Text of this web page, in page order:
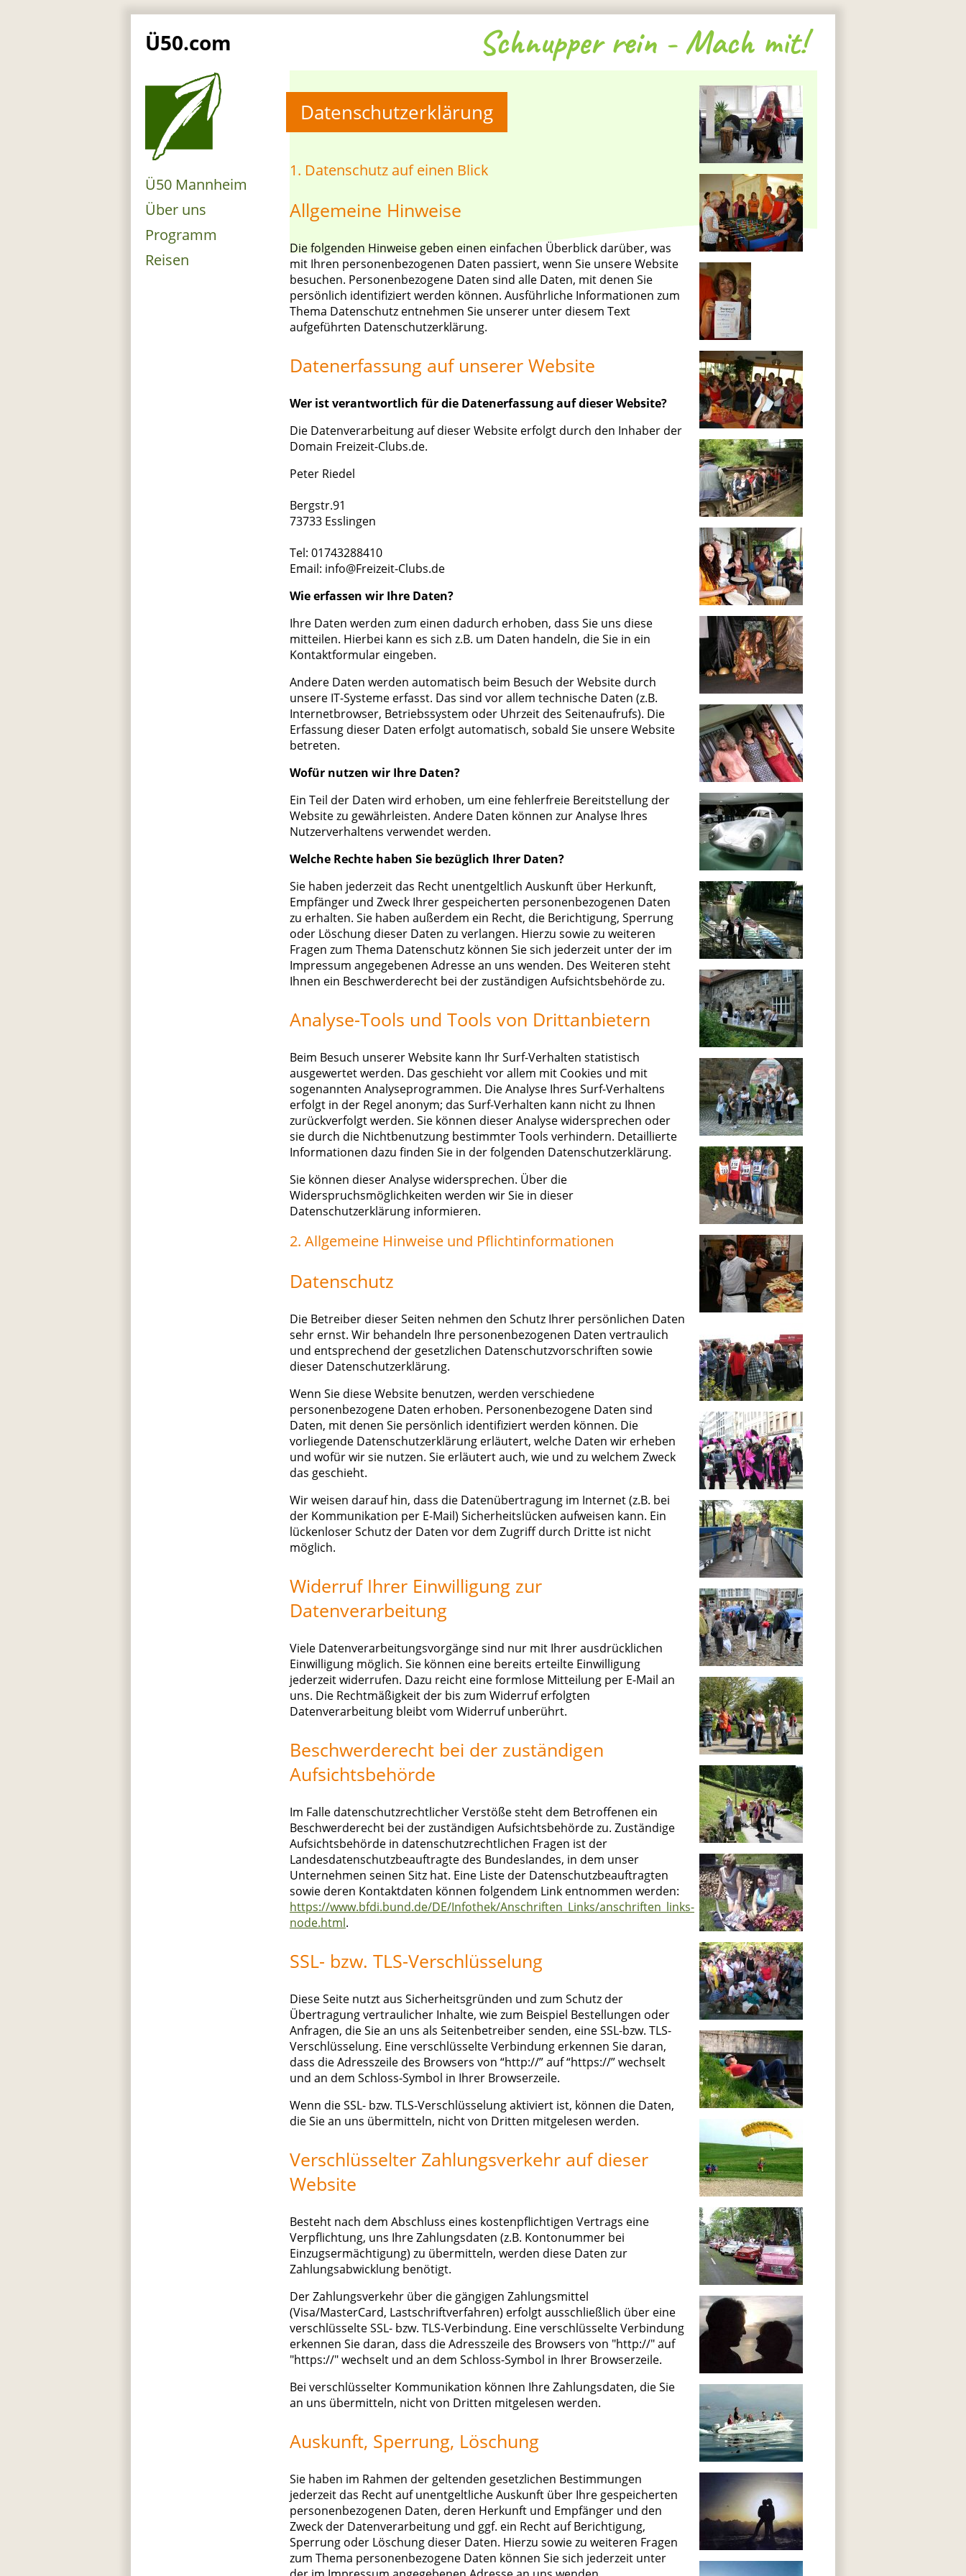
Ü50.com Schnupper rein - Mach mit!
Ü50 Mannheim
Über uns
Programm
Reisen
Datenschutzerklärung
1. Datenschutz auf einen Blick
Allgemeine Hinweise
Die folgenden Hinweise geben einen einfachen Überblick darüber, was
mit Ihren personenbezogenen Daten passiert, wenn Sie unsere Website
besuchen. Personenbezogene Daten sind alle Daten, mit denen Sie
persönlich identifiziert werden können. Ausführliche Informationen zum
Thema Datenschutz entnehmen Sie unserer unter diesem Text
aufgeführten Datenschutzerklärung.
Datenerfassung auf unserer Website
Wer ist verantwortlich für die Datenerfassung auf dieser Website?
Die Datenverarbeitung auf dieser Website erfolgt durch den Inhaber der
Domain Freizeit-Clubs.de.
Peter Riedel
Bergstr.91
73733 Esslingen
Tel: 01743288410
Email: info@Freizeit-Clubs.de
Wie erfassen wir Ihre Daten?
Ihre Daten werden zum einen dadurch erhoben, dass Sie uns diese
mitteilen. Hierbei kann es sich z.B. um Daten handeln, die Sie in ein
Kontaktformular eingeben.
Andere Daten werden automatisch beim Besuch der Website durch
unsere IT-Systeme erfasst. Das sind vor allem technische Daten (z.B.
Internetbrowser, Betriebssystem oder Uhrzeit des Seitenaufrufs). Die
Erfassung dieser Daten erfolgt automatisch, sobald Sie unsere Website
betreten.
Wofür nutzen wir Ihre Daten?
Ein Teil der Daten wird erhoben, um eine fehlerfreie Bereitstellung der
Website zu gewährleisten. Andere Daten können zur Analyse Ihres
Nutzerverhaltens verwendet werden.
Welche Rechte haben Sie bezüglich Ihrer Daten?
Sie haben jederzeit das Recht unentgeltlich Auskunft über Herkunft,
Empfänger und Zweck Ihrer gespeicherten personenbezogenen Daten
zu erhalten. Sie haben außerdem ein Recht, die Berichtigung, Sperrung
oder Löschung dieser Daten zu verlangen. Hierzu sowie zu weiteren
Fragen zum Thema Datenschutz können Sie sich jederzeit unter der im
Impressum angegebenen Adresse an uns wenden. Des Weiteren steht
Ihnen ein Beschwerderecht bei der zuständigen Aufsichtsbehörde zu.
Analyse-Tools und Tools von Drittanbietern
Beim Besuch unserer Website kann Ihr Surf-Verhalten statistisch
ausgewertet werden. Das geschieht vor allem mit Cookies und mit
sogenannten Analyseprogrammen. Die Analyse Ihres Surf-Verhaltens
erfolgt in der Regel anonym; das Surf-Verhalten kann nicht zu Ihnen
zurückverfolgt werden. Sie können dieser Analyse widersprechen oder
sie durch die Nichtbenutzung bestimmter Tools verhindern. Detaillierte
Informationen dazu finden Sie in der folgenden Datenschutzerklärung.
Sie können dieser Analyse widersprechen. Über die
Widerspruchsmöglichkeiten werden wir Sie in dieser
Datenschutzerklärung informieren.
2. Allgemeine Hinweise und Pflichtinformationen
Datenschutz
Die Betreiber dieser Seiten nehmen den Schutz Ihrer persönlichen Daten
sehr ernst. Wir behandeln Ihre personenbezogenen Daten vertraulich
und entsprechend der gesetzlichen Datenschutzvorschriften sowie
dieser Datenschutzerklärung.
Wenn Sie diese Website benutzen, werden verschiedene
personenbezogene Daten erhoben. Personenbezogene Daten sind
Daten, mit denen Sie persönlich identifiziert werden können. Die
vorliegende Datenschutzerklärung erläutert, welche Daten wir erheben
und wofür wir sie nutzen. Sie erläutert auch, wie und zu welchem Zweck
das geschieht.
Wir weisen darauf hin, dass die Datenübertragung im Internet (z.B. bei
der Kommunikation per E-Mail) Sicherheitslücken aufweisen kann. Ein
lückenloser Schutz der Daten vor dem Zugriff durch Dritte ist nicht
möglich.
Widerruf Ihrer Einwilligung zur
Datenverarbeitung
Viele Datenverarbeitungsvorgänge sind nur mit Ihrer ausdrücklichen
Einwilligung möglich. Sie können eine bereits erteilte Einwilligung
jederzeit widerrufen. Dazu reicht eine formlose Mitteilung per E-Mail an
uns. Die Rechtmäßigkeit der bis zum Widerruf erfolgten
Datenverarbeitung bleibt vom Widerruf unberührt.
Beschwerderecht bei der zuständigen
Aufsichtsbehörde
Im Falle datenschutzrechtlicher Verstöße steht dem Betroffenen ein
Beschwerderecht bei der zuständigen Aufsichtsbehörde zu. Zuständige
Aufsichtsbehörde in datenschutzrechtlichen Fragen ist der
Landesdatenschutzbeauftragte des Bundeslandes, in dem unser
Unternehmen seinen Sitz hat. Eine Liste der Datenschutzbeauftragten
sowie deren Kontaktdaten können folgendem Link entnommen werden:
https://www.bfdi.bund.de/DE/Infothek/Anschriften_Links/anschriften_links-
node.html.
SSL- bzw. TLS-Verschlüsselung
Diese Seite nutzt aus Sicherheitsgründen und zum Schutz der
Übertragung vertraulicher Inhalte, wie zum Beispiel Bestellungen oder
Anfragen, die Sie an uns als Seitenbetreiber senden, eine SSL-bzw. TLS-
Verschlüsselung. Eine verschlüsselte Verbindung erkennen Sie daran,
dass die Adresszeile des Browsers von “http://” auf “https://” wechselt
und an dem Schloss-Symbol in Ihrer Browserzeile.
Wenn die SSL- bzw. TLS-Verschlüsselung aktiviert ist, können die Daten,
die Sie an uns übermitteln, nicht von Dritten mitgelesen werden.
Verschlüsselter Zahlungsverkehr auf dieser
Website
Besteht nach dem Abschluss eines kostenpflichtigen Vertrags eine
Verpflichtung, uns Ihre Zahlungsdaten (z.B. Kontonummer bei
Einzugsermächtigung) zu übermitteln, werden diese Daten zur
Zahlungsabwicklung benötigt.
Der Zahlungsverkehr über die gängigen Zahlungsmittel
(Visa/MasterCard, Lastschriftverfahren) erfolgt ausschließlich über eine
verschlüsselte SSL- bzw. TLS-Verbindung. Eine verschlüsselte Verbindung
erkennen Sie daran, dass die Adresszeile des Browsers von "http://" auf
"https://" wechselt und an dem Schloss-Symbol in Ihrer Browserzeile.
Bei verschlüsselter Kommunikation können Ihre Zahlungsdaten, die Sie
an uns übermitteln, nicht von Dritten mitgelesen werden.
Auskunft, Sperrung, Löschung
Sie haben im Rahmen der geltenden gesetzlichen Bestimmungen
jederzeit das Recht auf unentgeltliche Auskunft über Ihre gespeicherten
personenbezogenen Daten, deren Herkunft und Empfänger und den
Zweck der Datenverarbeitung und ggf. ein Recht auf Berichtigung,
Sperrung oder Löschung dieser Daten. Hierzu sowie zu weiteren Fragen
zum Thema personenbezogene Daten können Sie sich jederzeit unter